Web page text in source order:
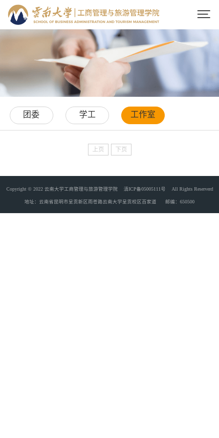

团委 学工 工作室
上页 下页
Copyright © 2022 云南大学工商管理与旅游管理学院 滇ICP备05005111号 All Rights Reserverd
地址：云南省昆明市呈贡新区雨苍路云南大学呈贡校区百家道 邮编：650500